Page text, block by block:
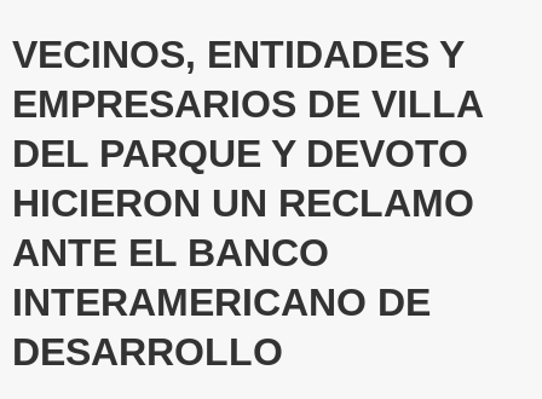
VECINOS, ENTIDADES Y
EMPRESARIOS DE VILLA
DEL PARQUE Y DEVOTO
HICIERON UN RECLAMO
ANTE EL BANCO
INTERAMERICANO DE
DESARROLLO